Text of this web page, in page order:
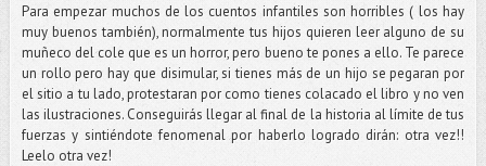
Para empezar muchos de los cuentos infantiles son horribles ( los hay
muy buenos también), normalmente tus hijos quieren leer alguno de su
muñeco del cole que es un horror, pero bueno te pones a ello. Te parece
un rollo pero hay que disimular, si tienes más de un hijo se pegaran por
el sitio a tu lado, protestaran por como tienes colacado el libro y no ven
las ilustraciones. Conseguirás llegar al final de la historia al límite de tus
fuerzas y sintiéndote fenomenal por haberlo logrado dirán: otra vez!!
Leelo otra vez!